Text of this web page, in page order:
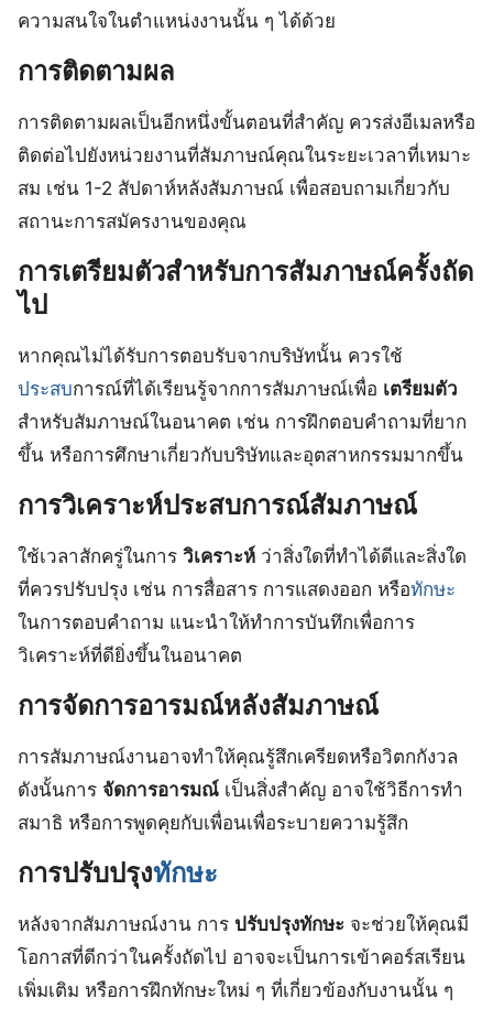
ความสนใจในตำแหน่งงานนั้น ๆ ได้ด้วย
การติดตามผล
การติดตามผลเป็นอีกหนึ่งขั้นตอนที่สำคัญ ควรส่งอีเมลหรือ
ติดต่อไปยังหน่วยงานที่สัมภาษณ์คุณในระยะเวลาที่เหมาะ
สม เช่น 1-2 สัปดาห์หลังสัมภาษณ์ เพื่อสอบถามเกี่ยวกับ
สถานะการสมัครงานของคุณ
การเตรียมตัวสำหรับการสัมภาษณ์ครั้งถัด
ไป
หากคุณไม่ได้รับการตอบรับจากบริษัทนั้น ควรใช้
ประสบการณ์ที่ได้เรียนรู้จากการสัมภาษณ์เพื่อ เตรียมตัว
สำหรับสัมภาษณ์ในอนาคต เช่น การฝึกตอบคำถามที่ยาก
ขึ้น หรือการศึกษาเกี่ยวกับบริษัทและอุตสาหกรรมมากขึ้น
การวิเคราะห์ประสบการณ์สัมภาษณ์
ใช้เวลาสักครู่ในการ วิเคราะห์ ว่าสิ่งใดที่ทำได้ดีและสิ่งใด
ที่ควรปรับปรุง เช่น การสื่อสาร การแสดงออก หรือทักษะ
ในการตอบคำถาม แนะนำให้ทำการบันทึกเพื่อการ
วิเคราะห์ที่ดียิ่งขึ้นในอนาคต
การจัดการอารมณ์หลังสัมภาษณ์
การสัมภาษณ์งานอาจทำให้คุณรู้สึกเครียดหรือวิตกกังวล
ดังนั้นการ จัดการอารมณ์ เป็นสิ่งสำคัญ อาจใช้วิธีการทำ
สมาธิ หรือการพูดคุยกับเพื่อนเพื่อระบายความรู้สึก
การปรับปรุงทักษะ
หลังจากสัมภาษณ์งาน การ ปรับปรุงทักษะ จะช่วยให้คุณมี
โอกาสที่ดีกว่าในครั้งถัดไป อาจจะเป็นการเข้าคอร์สเรียน
เพิ่มเติม หรือการฝึกทักษะใหม่ ๆ ที่เกี่ยวข้องกับงานนั้น ๆ